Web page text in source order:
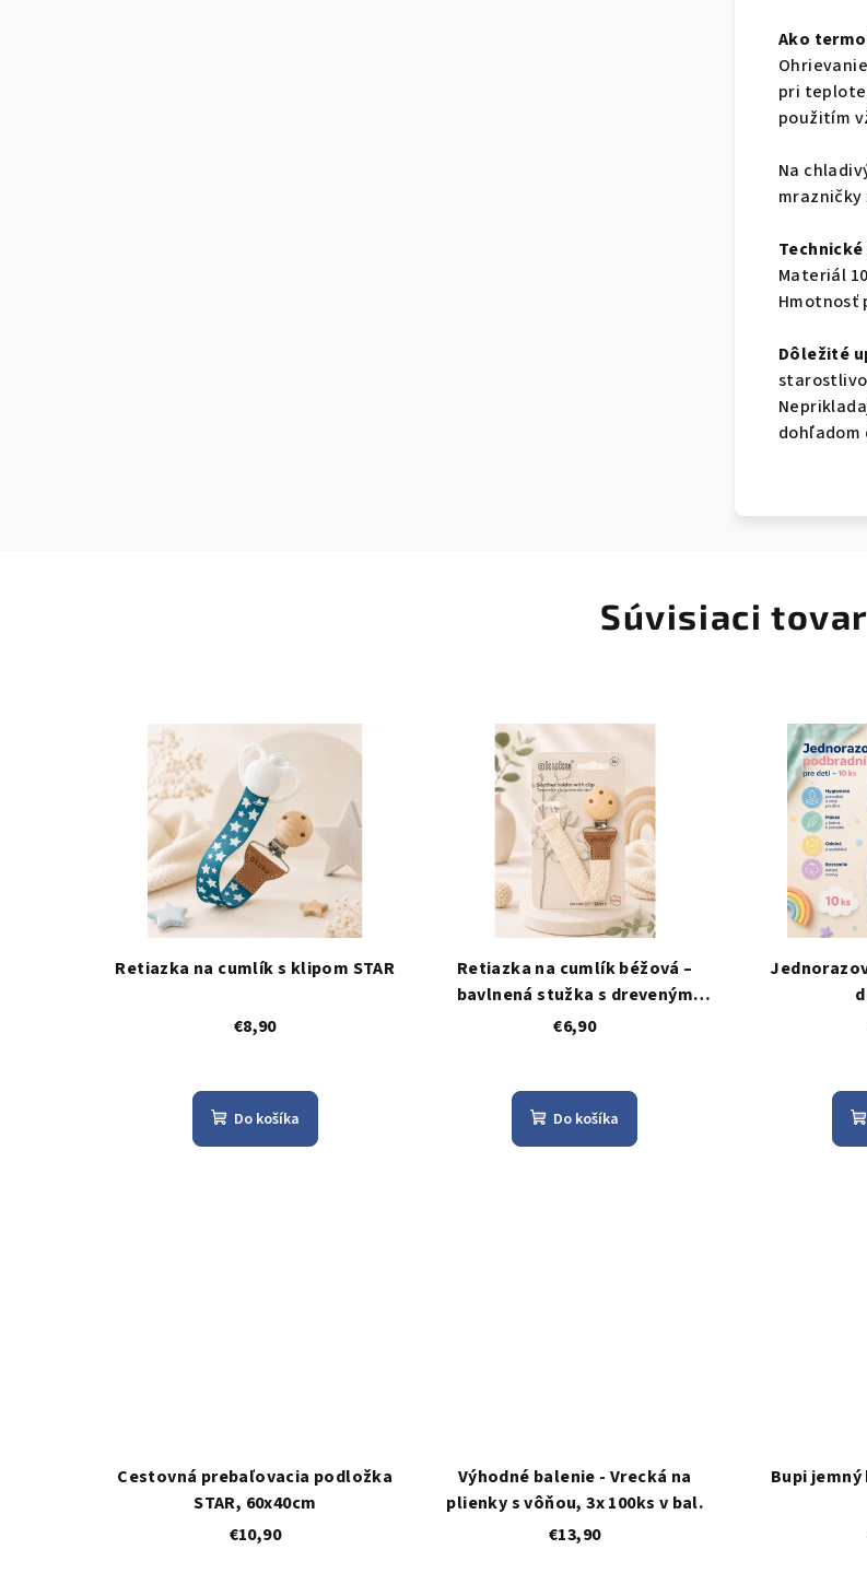
Ako
pri teplote
použitím
Na
mrazničky
Materiál
Hmotnosť
Dôležité
dohľadom
Súvisiaci tovar
Retiazka na cumlík s klipom STAR
€8,90
Do košíka
Retiazka na cumlík béžová –
bavlnená stužka s dreveným
klipsom, univerzálna
€6,90
Do košíka
Cestovná prebaľovacia podložka
STAR, 60x40cm
€10,90
Výhodné balenie - Vrecká na
plienky s vôňou, 3x 100ks v bal.
€13,90
Bupi jemný